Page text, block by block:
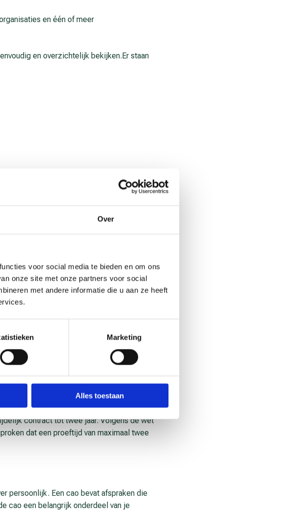
Over
voor social media te bieden en om ons
onze site met onze partners voor social
met andere informatie die u aan ze heeft
Marketing
Alles toestaan
en één of meer
en overzichtelijk bekijken.Er staan
vertegenwoordigd door de
de cao voor alle werkgevers en
uit die cao dan toepassen op hun
afspraken gemaakt. Zo kan het loon
op extra vakantiedagen.
Dat betekent dat cao-partijen hierover
contract tot twee jaar. Volgens de wet
dat een proeftijd van maximaal twee
persoonlijk. Een cao bevat afspraken die
cao een belangrijk onderdeel van je